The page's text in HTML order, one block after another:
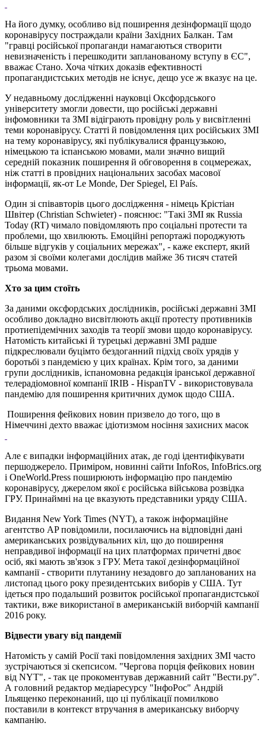
На його думку, особливо від поширення дезінформації щодо
коронавірусу постраждали країни Західних Балкан. Там
"гравці російської пропаганди намагаються створити
невизначеність і перешкодити запланованому вступу в ЄС",
вважає Стано. Хоча чітких доказів ефективності
пропагандистських методів не існує, дещо усе ж вказує на це.
У недавньому дослідженні науковці Оксфордського
університету змогли довести, що російські державні
інфомовники та ЗМІ відіграють провідну роль у висвітленні
теми коронавірусу. Статті й повідомлення цих російських ЗМІ
на тему коронавірусу, які публікувалися французькою,
німецькою та іспанською мовами, мали значно вищий
середній показник поширення й обговорення в соцмережах,
ніж статті в провідних національних засобах масової
інформації, як-от Le Monde, Der Spiegel, El País.
Один зі співавторів цього дослідження - німець Крістіан
Швітер (Christian Schwieter) - пояснює: "Такі ЗМІ як Russia
Today (RT) чимало повідомляють про соціальні протести та
проблеми, що хвилюють. Емоційні репортажі породжують
більше відгуків у соціальних мережах", - каже експерт, який
разом зі своїми колегами дослідив майже 36 тисяч статей
трьома мовами.
Хто за цим стоїть
За даними оксфордських дослідників, російські державні ЗМІ
особливо докладно висвітлюють акції протесту противників
протиепідемічних заходів та теорії змови щодо коронавірусу.
Натомість китайські й турецькі державні ЗМІ радше
підкреслювали буцімто бездоганний підхід своїх урядів у
боротьбі з пандемією у цих країнах. Крім того, за даними
групи дослідників, іспаномовна редакція іранської державної
телерадіомовної компанії IRIB - HispanTV - використовувала
пандемію для поширення критичних думок щодо США.
Поширення фейкових новин призвело до того, що в
Німеччині дехто вважає ідіотизмом носіння захисних масок
Але є випадки інформаційних атак, де годі ідентифікувати
першоджерело. Приміром, новинні сайти InfoRos, InfoBrics.org
і OneWorld.Press поширюють інформацію про пандемію
коронавірусу, джерелом якої є російська військова розвідка
ГРУ. Принаймні на це вказують представники уряду США.
Видання New York Times (NYT), а також інформаційне
агентство AP повідомили, посилаючись на відповідні дані
американських розвідувальних кіл, що до поширення
неправдивої інформації на цих платформах причетні двоє
осіб, які мають зв'язок з ГРУ. Мета такої дезінформаційної
кампанії - створити плутанину незадовго до запланованих на
листопад цього року президентських виборів у США. Тут
ідеться про подальший розвиток російської пропагандистської
тактики, вже використаної в американській виборчій кампанії
2016 року.
Відвести увагу від пандемії
Натомість у самій Росії такі повідомлення західних ЗМІ часто
зустрічаються зі скепсисом. "Чергова порція фейкових новин
від NYT", - так це прокоментував державний сайт "Вести.ру".
А головний редактор медіаресурсу "ІнфоРос" Андрій
Ільященко переконаний, що ці публікації помилково
поставили в контекст втручання в американську виборчу
кампанію.